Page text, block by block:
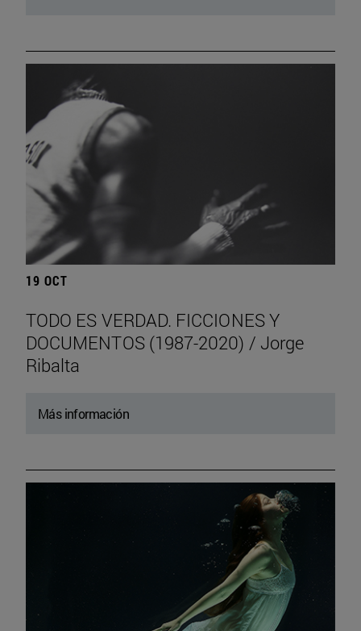
19 OCT
TODO ES VERDAD. FICCIONES Y
DOCUMENTOS (1987-2020) / Jorge
Ribalta
Más información